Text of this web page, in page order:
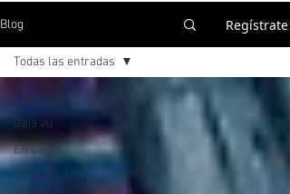
Blog Regístrate
Todas las entradas
Déjà vu
En Corto
En la Mira
Todas las entradas